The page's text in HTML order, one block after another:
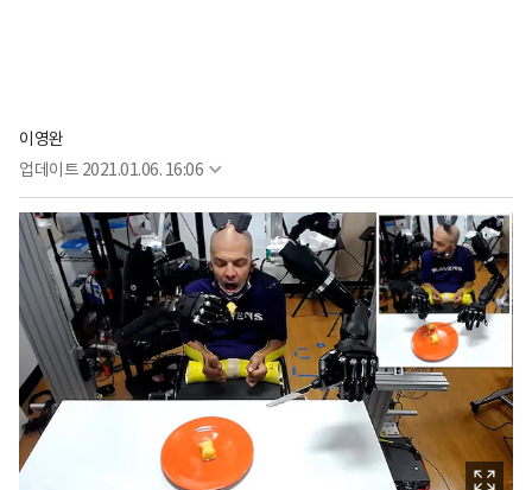
이영완
업데이트 2021.01.06. 16:06